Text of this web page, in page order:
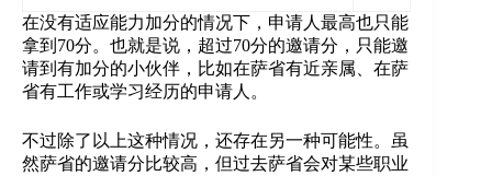
在没有适应能力加分的情况下，申请人最高也只能
拿到70分。也就是说，超过70分的邀请分，只能邀
请到有加分的小伙伴，比如在萨省有近亲属、在萨
省有工作或学习经历的申请人。
不过除了以上这种情况，还存在另一种可能性。虽
然萨省的邀请分比较高，但过去萨省会对某些职业